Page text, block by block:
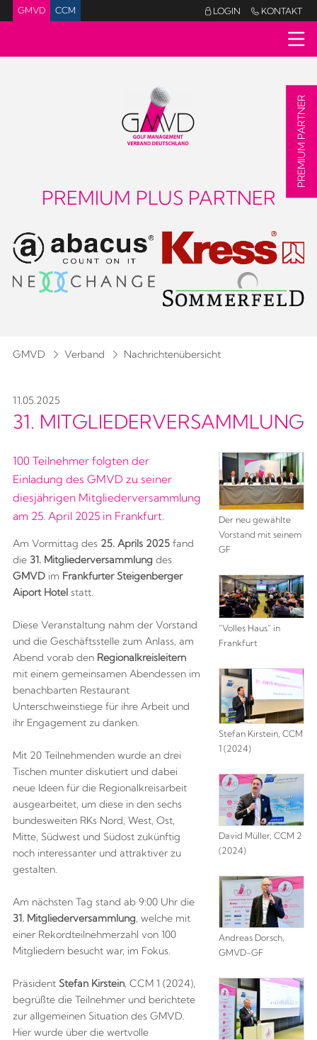
GMVD CCM LOGIN  KONTAKT
PREMIUM PLUS PARTNER
GMVD Verband Nachrichtenübersicht
11.05.2025
31. MITGLIEDERVERSAMMLUNG
100 Teilnehmer folgten der
Einladung des GMVD zu seiner
diesjährigen Mitgliederversammlung
am 25. April 2025 in Frankfurt.
Am Vormittag des 25. Aprils 2025fand
die 31. Mitgliederversammlungdes
GMVD im Frankfurter Steigenberger
Aiport Hotel statt.
Diese Veranstaltung nahm der Vorstand
und die Geschäftsstelle zum Anlass, am
Abend vorab den Regionalkreisleitern
mit einem gemeinsamen Abendessen im
benachbarten Restaurant
Unterschweinstiege für ihre Arbeit und
ihr Engagement zu danken.
Mit 20 Teilnehmenden wurde an drei
Tischen munter diskutiert und dabei
neue Ideen für die Regionalkreisarbeit
ausgearbeitet, um diese in den sechs
bundesweiten RKs Nord, West, Ost,
Mitte, Südwest und Südost zukünftig
noch interessanter und attraktiver zu
gestalten.
Am nächsten Tag stand ab 9:00 Uhr die
31. Mitgliederversammlung, welche mit
einer Rekordteilnehmerzahl von 100
Mitgliedern besucht war, im Fokus.
Präsident Stefan Kirstein, CCM 1 (2024),
begrüßte die Teilnehmer und berichtete
zur allgemeinen Situation des GMVD.
Hier wurde über die wertvolle
Der neu gewählte
Vorstand mit seinem
GF
"Volles Haus" in
Frankfurt
Stefan Kirstein, CCM
1 (2024)
David Müller, CCM 2
(2024)
Andreas Dorsch,
GMVD-GF
PREMIUM PARTNER